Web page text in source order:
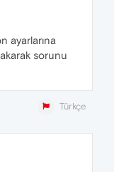
ayarlarına
sorunu
Türkçe